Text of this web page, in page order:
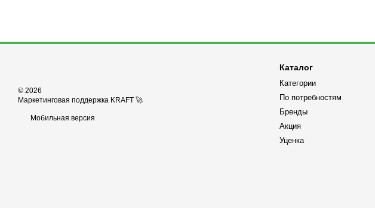
© 2026
Маркетинговая поддержка KRAFT 🚀
Мобильная версия
Каталог
Категории
По потребностям
Бренды
Акция
Уценка